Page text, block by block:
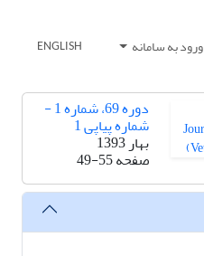
ورود به سامانه ENGLISH
دوره 69، شماره 1 -
شماره پیاپی 1
بهار 1393
صفحه49-55